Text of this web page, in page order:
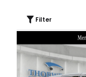
Filter